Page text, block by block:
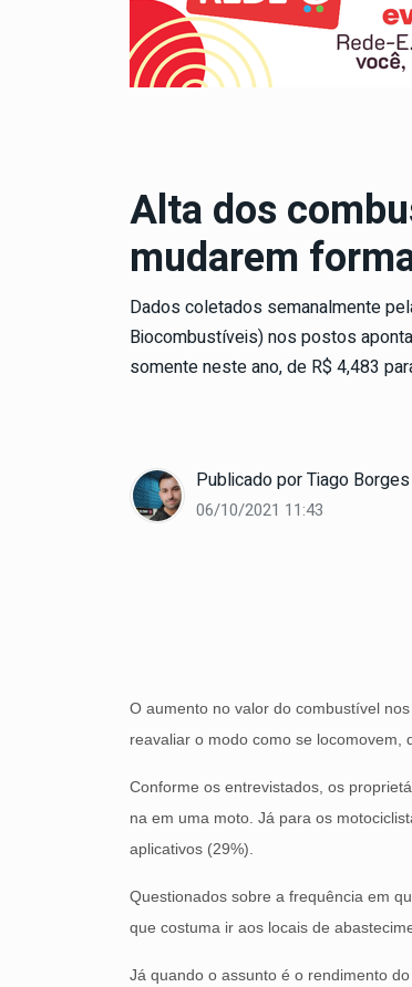
Alta dos
mudarem
Dados coletados semanalmente
Biocombustíveis) nos postos
somente neste ano, de R$ 4,483
Publicado porTiago Borges
06/10/2021 11:43
O aumento no valor do combustível
reavaliar o modo como se locomovem,
Conforme os entrevistados, os
na em uma moto. Já para os
aplicativos (29%).
Questionados sobre a frequência em
que costuma ir aos locais de
Já quando o assunto é o rendimento